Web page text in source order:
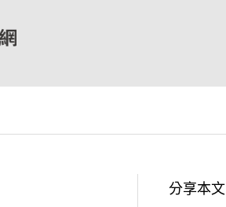
分享本文